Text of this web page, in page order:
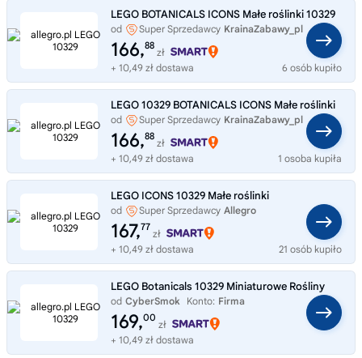
LEGO BOTANICALS ICONS Małe roślinki 10329
od Super Sprzedawcy KrainaZabawy_pl
166,88
zł
+ 10,49 zł dostawa
6 osób kupiło
LEGO 10329 BOTANICALS ICONS Małe roślinki
od Super Sprzedawcy KrainaZabawy_pl
166,88
zł
+ 10,49 zł dostawa
1 osoba kupiła
LEGO ICONS 10329 Małe roślinki
od Super Sprzedawcy Allegro
167,77
zł
+ 10,49 zł dostawa
21 osób kupiło
LEGO Botanicals 10329 Miniaturowe Rośliny
od CyberSmok Konto: Firma
169,00
zł
+ 10,49 zł dostawa